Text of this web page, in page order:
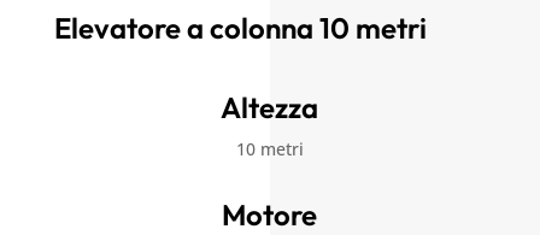
Elevatore a colonna 10 metri
Altezza
10 metri
Motore